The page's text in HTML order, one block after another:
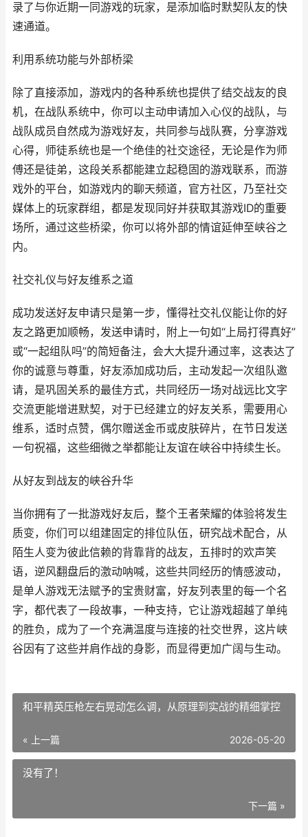
录了与你近期一同游戏的玩家，是添加临时默契队友的快
速通道。
利用系统功能与外部桥梁
除了直接添加，游戏内的各种系统也提供了结交战友的良
机，在战队系统中，你可以主动申请加入心仪的战队，与
战队成员自然成为游戏好友，共同参与战队赛，分享游戏
心得，师徒系统也是一个绝佳的社交途径，无论是作为师
傅还是徒弟，这段关系都能建立起稳固的游戏联系，而游
戏外的平台，如游戏内的聊天频道，官方社区，乃至社交
媒体上的玩家群组，都是发现同好并获取其游戏ID的重要
场所，通过这些桥梁，你可以将外部的情谊延伸至峡谷之
内。
社交礼仪与好友维系之道
成功发送好友申请只是第一步，懂得社交礼仪能让你的好
友之路更加顺畅，发送申请时，附上一句如“上局打得真好”
或“一起组队吗”的简短备注，会大大提升通过率，这表达了
你的诚意与尊重，好友添加成功后，主动发起一次组队邀
请，是巩固关系的最佳方式，共同经历一场对战远比文字
交流更能增进默契，对于已经建立的好友关系，需要用心
维系，适时点赞，偶尔赠送金币或皮肤碎片，在节日发送
一句祝福，这些细微之举都能让友谊在峡谷中持续生长。
从好友到战友的峡谷升华
当你拥有了一批游戏好友后，整个王者荣耀的体验将发生
质变，你们可以组建固定的排位队伍，研究战术配合，从
陌生人变为彼此信赖的背靠背的战友，五排时的欢声笑
语，逆风翻盘后的激动呐喊，这些共同经历的情感波动，
是单人游戏无法赋予的宝贵财富，好友列表里的每一个名
字，都代表了一段故事，一种支持，它让游戏超越了单纯
的胜负，成为了一个充满温度与连接的社交世界，这片峡
谷因有了这些并肩作战的身影，而显得更加广阔与生动。
和平精英压枪左右晃动怎么调，从原理到实战的精细掌控
« 上一篇 2026-05-20
没有了！
下一篇 »